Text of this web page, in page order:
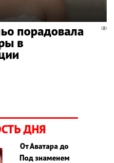
порадовала
в
ДНЯ
От Аватара до
Под знаменем